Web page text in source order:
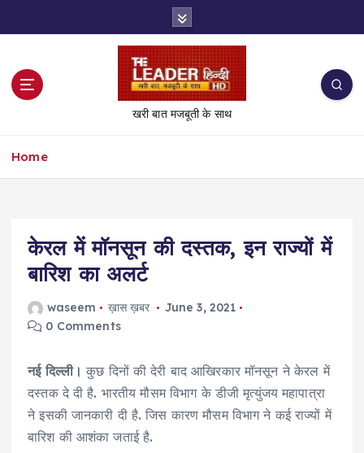
t
खरी बात मजबूती के साथ
Home
केरल में मॉनसून की दस्तक, इन राज्यों में
बारिश का अलर्ट
waseem ख़ास ख़बर
June 3, 2021
0 Comments
नई दिल्ली। कुछ दिनों की देरी बाद आखिरकार मॉनसून ने केरल में
दस्तक दे दी है. भारतीय मौसम विभाग के डीजी मृत्युंजय महापात्रा
ने इसकी जानकारी दी है. जिस कारण मौसम विभाग ने कई राज्यों में
बारिश की आशंका जताई है.